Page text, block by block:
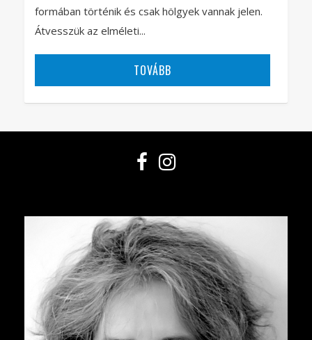
formában történik és csak hölgyek vannak jelen.
Átvesszük az elméleti...
TOVÁBB